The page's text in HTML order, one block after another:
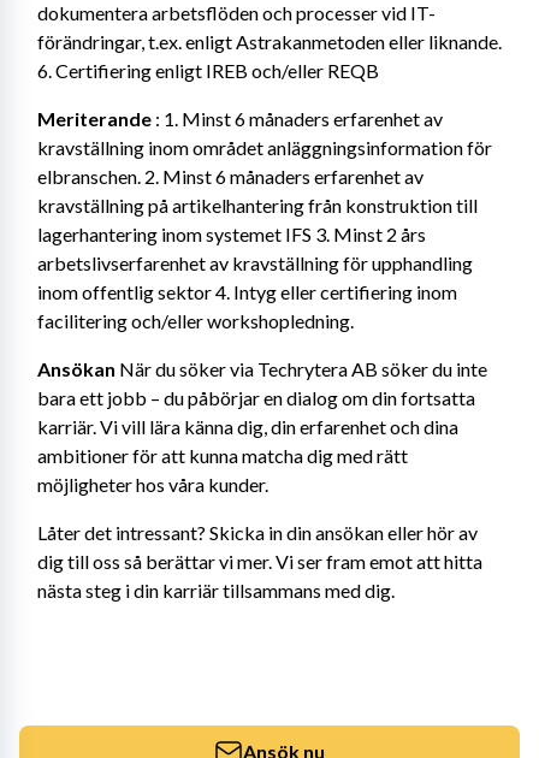
dokumentera arbetsflöden och processer vid IT-
förändringar, t.ex. enligt Astrakanmetoden eller liknande.
6. Certifiering enligt IREB och/eller REQB
Meriterande : 1. Minst 6 månaders erfarenhet av
kravställning inom området anläggningsinformation för
elbranschen. 2. Minst 6 månaders erfarenhet av
kravställning på artikelhantering från konstruktion till
lagerhantering inom systemet IFS 3. Minst 2 års
arbetslivserfarenhet av kravställning för upphandling
inom offentlig sektor 4. Intyg eller certifiering inom
facilitering och/eller workshopledning.
Ansökan När du söker via Techrytera AB söker du inte
bara ett jobb – du påbörjar en dialog om din fortsatta
karriär. Vi vill lära känna dig, din erfarenhet och dina
ambitioner för att kunna matcha dig med rätt
möjligheter hos våra kunder.
Låter det intressant? Skicka in din ansökan eller hör av
dig till oss så berättar vi mer. Vi ser fram emot att hitta
nästa steg i din karriär tillsammans med dig.
Ansök nu